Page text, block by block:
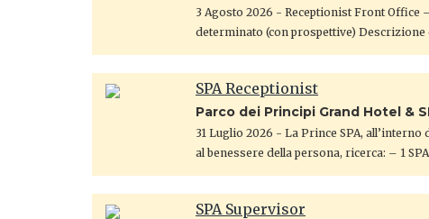
3 Agosto 2026 - Receptionist Front Office
determinato (con prospettive) ​Descrizione
SPA Receptionist
Parco dei Principi Grand Hotel &
31 Luglio 2026 - La Prince SPA, all’interno
al benessere della persona, ricerca: – 1
SPA Supervisor